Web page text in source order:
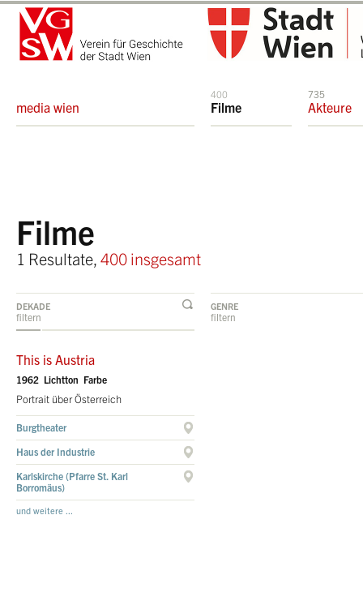
media wien
400
Filme
735
Akteure
Filme
1 Resultate, 400 insgesamt
DEKADE
filtern
GENRE
filtern
This is Austria
1962 Lichtton Farbe
Portrait über Österreich
Burgtheater
Haus der Industrie
Karlskirche (Pfarre St. Karl
Borromäus)
und weitere ...